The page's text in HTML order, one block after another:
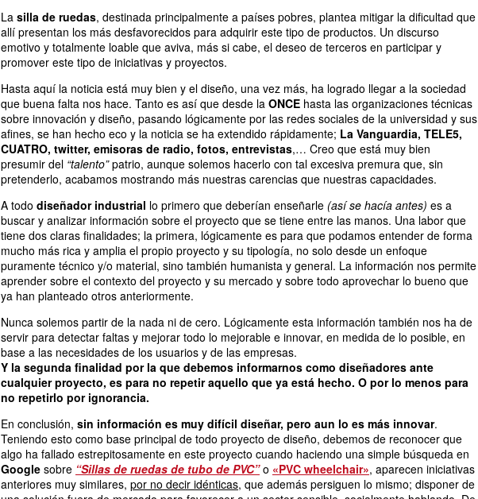
La silla de ruedas, destinada principalmente a países pobres, plantea mitigar la dificultad que
allí presentan los más desfavorecidos para adquirir este tipo de productos. Un discurso
emotivo y totalmente loable que aviva, más si cabe, el deseo de terceros en participar y
promover este tipo de iniciativas y proyectos.
Hasta aquí la noticia está muy bien y el diseño, una vez más, ha logrado llegar a la sociedad
que buena falta nos hace. Tanto es así que desde la ONCE hasta las organizaciones técnicas
sobre innovación y diseño, pasando lógicamente por las redes sociales de la universidad y sus
afines, se han hecho eco y la noticia se ha extendido rápidamente; La Vanguardia, TELE5,
CUATRO, twitter, emisoras de radio, fotos, entrevistas,… Creo que está muy bien
presumir del “talento”patrio, aunque solemos hacerlo con tal excesiva premura que, sin
pretenderlo, acabamos mostrando más nuestras carencias que nuestras capacidades.
A todo diseñador industrial lo primero que deberían enseñarle (así se hacía antes) es a
buscar y analizar información sobre el proyecto que se tiene entre las manos. Una labor que
tiene dos claras finalidades; la primera, lógicamente es para que podamos entender de forma
mucho más rica y amplia el propio proyecto y su tipología, no solo desde un enfoque
puramente técnico y/o material, sino también humanista y general. La información nos permite
aprender sobre el contexto del proyecto y su mercado y sobre todo aprovechar lo bueno que
ya han planteado otros anteriormente.
Nunca solemos partir de la nada ni de cero. Lógicamente esta información también nos ha de
servir para detectar faltas y mejorar todo lo mejorable e innovar, en medida de lo posible, en
base a las necesidades de los usuarios y de las empresas.
Y la segunda finalidad por la que debemos informarnos como diseñadores ante
cualquier proyecto, es para no repetir aquello que ya está hecho. O por lo menos para
no repetirlo por ignorancia.
En conclusión, sin información es muy difícil diseñar, pero aun lo es más innovar.
Teniendo esto como base principal de todo proyecto de diseño, debemos de reconocer que
algo ha fallado estrepitosamente en este proyecto cuando haciendo una simple búsqueda en
Google sobre “Sillas de ruedas de tubo de PVC”o «PVC wheelchair», aparecen iniciativas
anteriores muy similares, por no decir idénticas, que además persiguen lo mismo; disponer de